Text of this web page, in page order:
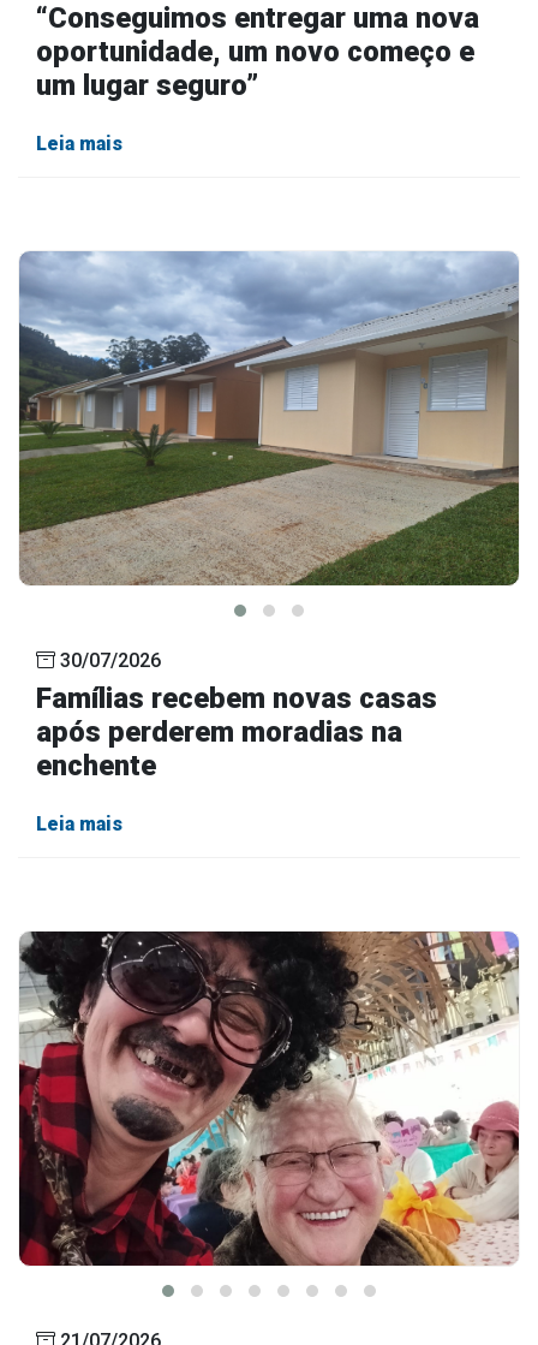
“Conseguimos entregar uma nova
oportunidade, um novo começo e
um lugar seguro”
Leia mais
30/07/2026
Famílias recebem novas casas
após perderem moradias na
enchente
Leia mais